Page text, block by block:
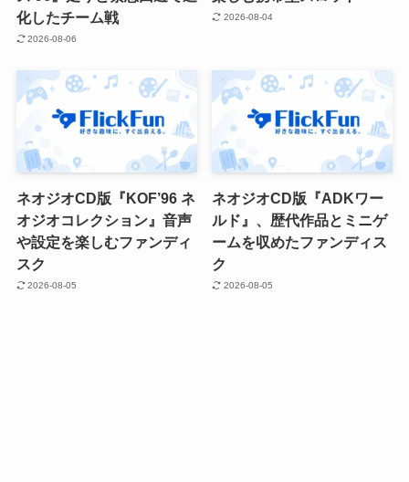
化したチーム戦
2026-08-06
2026-08-04
ネオジオCD版『KOF’96 ネ
オジオコレクション』音声
や設定を楽しむファンディ
スク
2026-08-05
ネオジオCD版『ADKワー
ルド』、歴代作品とミニゲ
ームを収めたファンディス
ク
2026-08-05